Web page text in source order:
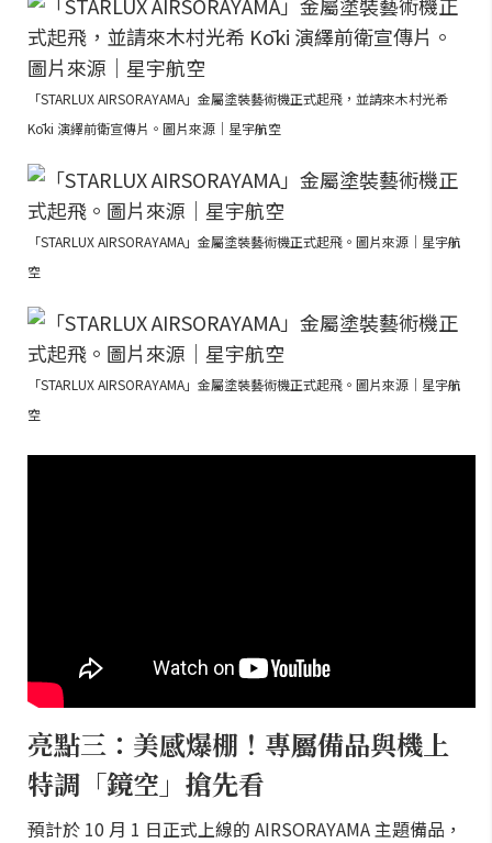
「STARLUX AIRSORAYAMA」金屬塗裝藝術機正式起飛，並請來木村光希
Kōki 演繹前衛宣傳片。圖片來源｜星宇航空
「STARLUX AIRSORAYAMA」金屬塗裝藝術機正式起飛。圖片來源｜星宇航
空
「STARLUX AIRSORAYAMA」金屬塗裝藝術機正式起飛。圖片來源｜星宇航
空
亮點三：美感爆棚！專屬備品與機上
特調「鏡空」搶先看
預計於 10 月 1 日正式上線的 AIRSORAYAMA 主題備品，